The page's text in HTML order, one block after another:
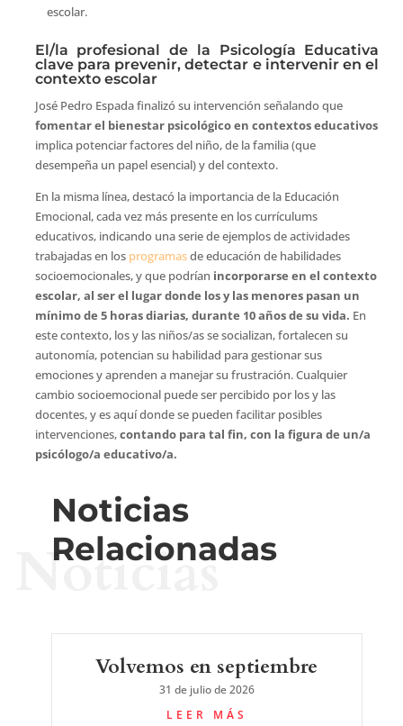
escolar.
El/la profesional de la Psicología Educativa
clave para prevenir, detectar e intervenir en el
contexto escolar
José Pedro Espada finalizó su intervención señalando que
fomentar el bienestar psicológico en contextos educativos
implica potenciar factores del niño, de la familia (que
desempeña un papel esencial) y del contexto.
En la misma línea, destacó la importancia de la Educación
Emocional, cada vez más presente en los currículums
educativos, indicando una serie de ejemplos de actividades
trabajadas en los programasde educación de habilidades
socioemocionales, y que podrían incorporarse en el contexto
escolar, al ser el lugar donde los y las menores pasan un
mínimo de 5 horas diarias, durante 10 años de su vida. En
este contexto, los y las niños/as se socializan, fortalecen su
autonomía, potencian su habilidad para gestionar sus
emociones y aprenden a manejar su frustración. Cualquier
cambio socioemocional puede ser percibido por los y las
docentes, y es aquí donde se pueden facilitar posibles
intervenciones,contando para tal fin, con la figura de un/a
psicólogo/a educativo/a.
Noticias
Relacionadas
Noticias
Volvemos en septiembre
31 de julio de 2026
LEER MÁS